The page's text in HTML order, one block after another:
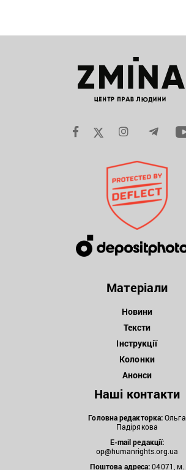
Матеріали
Новини
Тексти
Інструкції
Колонки
Анонси
Наші контакти
Головна редакторка:Ольга
Падірякова
E-mail редакції:
op@humanrights.org.ua
Поштова адреса:04071, м.